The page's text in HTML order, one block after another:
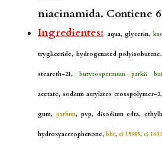
niacinamida. Contiene
Ingredientes: aqua, glycerin,
trygliceride, hydrogenated
steareth-21, butyrospermum parkii
acetate, sodium acrylates crosspolymer-
gum, parfum, pvp, disodium edta,
hydroxyacetophenone, bht, ci 15985, ci